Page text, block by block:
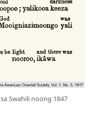
sa Swahili noong 1847